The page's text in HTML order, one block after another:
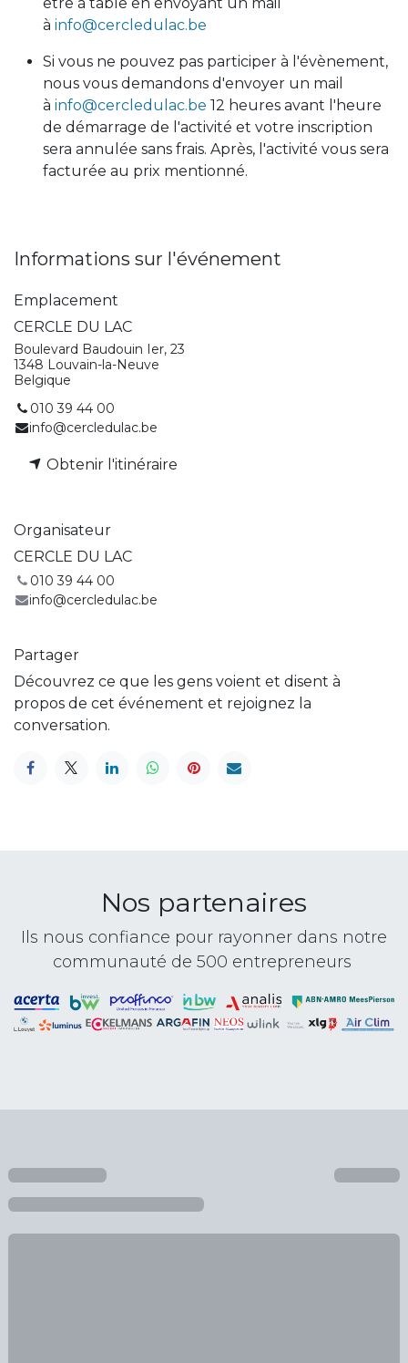
à info@cercledulac.be
Si vous ne pouvez pas participer à l'évènement,
nous vous demandons d'envoyer un mail
à info@cercledulac.be 12 heures avant l'heure
de démarrage de l'activité et votre inscription
sera annulée sans frais. Après, l'activité vous sera
facturée au prix mentionné.
Informations sur l'événement
Emplacement
CERCLE DU LAC
Boulevard Baudouin Ier, 23
1348 Louvain-la-Neuve
Belgique
010 39 44 00
info@cercledulac.be
Obtenir l'itinéraire
Organisateur
CERCLE DU LAC
010 39 44 00
info@cercledulac.be
Partager
Découvrez ce que les gens voient et disent à
propos de cet événement et rejoignez la
conversation.
Nos partenaires
Ils nous confiance pour rayonner dans notre
communauté de 500 entrepreneurs